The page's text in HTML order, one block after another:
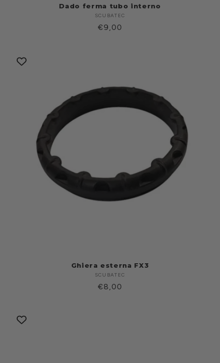
Dado ferma tubo interno
Produttore:
SCUBATEC
Prezzo
€9,00
Ghiera esterna FX3
Produttore:
SCUBATEC
Prezzo
€8,00